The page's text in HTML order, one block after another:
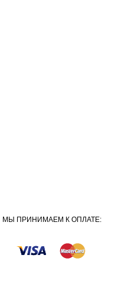
МЫ ПРИНИМАЕМ К ОПЛАТЕ: